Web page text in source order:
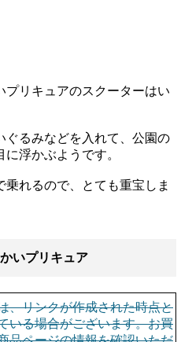
プリキュアのスクーターはい
ぐるみなどを入れて、公園の
浮かぶようです。
れるので、とても重宝しま
いプリキュア